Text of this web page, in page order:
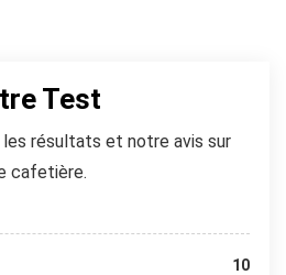
Test
les résultats et notre avis sur
cafetière.
10